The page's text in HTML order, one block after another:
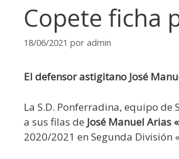
Copete ficha
18/06/2021 por admin
El defensor astigitano José
La S.D. Ponferradina, equipo
a sus filas de José Manuel Arias
2020/2021 en Segunda